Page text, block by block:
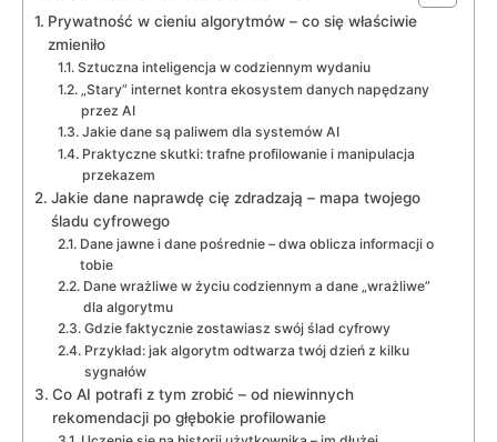
Prywatność w cieniu algorytmów – co się właściwie
zmieniło
Sztuczna inteligencja w codziennym wydaniu
„Stary” internet kontra ekosystem danych napędzany
przez AI
Jakie dane są paliwem dla systemów AI
Praktyczne skutki: trafne profilowanie i manipulacja
przekazem
Jakie dane naprawdę cię zdradzają – mapa twojego
śladu cyfrowego
Dane jawne i dane pośrednie – dwa oblicza informacji o
tobie
Dane wrażliwe w życiu codziennym a dane „wrażliwe”
dla algorytmu
Gdzie faktycznie zostawiasz swój ślad cyfrowy
Przykład: jak algorytm odtwarza twój dzień z kilku
sygnałów
Co AI potrafi z tym zrobić – od niewinnych
rekomendacji po głębokie profilowanie